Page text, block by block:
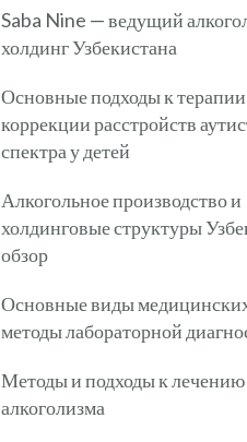
Saba Nine — ведущий
холдинг Узбекистана
Основные подходы к
коррекции расстройств
спектра у детей
Алкогольное производство и
холдинговые структуры
обзор
Основные виды
методы лабораторной
Методы и подходы к лечению
алкоголизма